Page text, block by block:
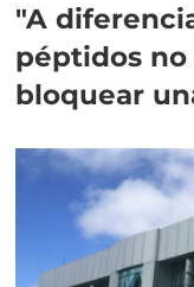
"A
péptidos
bloquear